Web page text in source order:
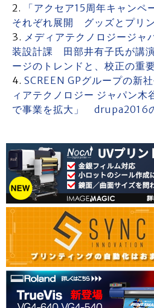
「アクセア15周年キャン
それぞれ展開 グッズとプリ
メディアテクノロジージ
装設計課 田部井有子氏が講
ージのトレンドと、校正の重要
SCREEN GPグループの
ィアテクノロジー ジャパン木
で事業を拡大」 drupa2016